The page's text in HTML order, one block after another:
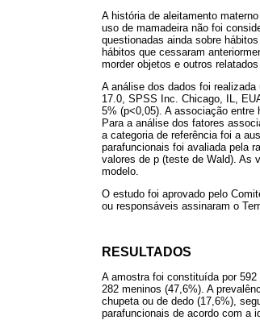
A história de aleitamento
uso de mamadeira não foi
questionadas ainda sobre
hábitos que cessaram
morder objetos e outros
A análise dos dados foi
17.0, SPSS Inc. Chicago, IL,
5% (p<0,05). A associação entre
Para a análise dos fatores
a categoria de referência foi a
parafuncionais foi avaliada pela
valores de p (teste de Wald). As
modelo.
O estudo foi aprovado pelo
ou responsáveis assinaram o
RESULTADOS
A amostra foi constituída por
282 meninos (47,6%). A
chupeta ou de dedo (17,6%),
parafuncionais de acordo com a